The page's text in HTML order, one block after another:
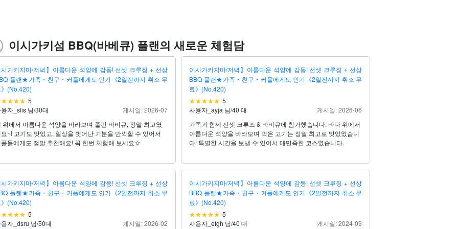
이시가키섬 BBQ(바베큐) 플랜의 새로운 체험담
시가키지마/저녁】아름다운 석양에 감동! 선셋 크루징 + 선상
플랜★가족・친구・커플에게도 인기《2일전까지 취소 무
》(No.420)
5
자_slis 님/30대
게시일: 2026-07
위에서 아름다운 석양을 바라보며 즐긴 바비큐, 정말 최고였
요~! 고기도 맛있고, 일상을 벗어난 기분을 만끽할 수 있어서
플들에게도 정말 추천해요! 꼭 한번 체험해 보세요☆
이시가키지마/저녁】아름다운 석양에 감동! 선셋 크루징 + 선상
BBQ 플랜★가족・친구・커플에게도 인기《2일전까지 취소 무
료》(No.420)
5
사용자_ayja 님/40 대
게시일: 2026-06
가족과 함께 선셋 크루즈 & 바비큐에 참가했습니다. 바다 위에서
아름다운 석양을 바라보며 먹은 고기는 정말 최고로 맛있었습니
다! 특별한 시간을 보낼 수 있어서 대만족한 코스였습니다.
시가키지마/저녁】아름다운 석양에 감동! 선셋 크루징 + 선상
플랜★가족・친구・커플에게도 인기《2일전까지 취소 무
》(No.420)
5
자_dsru 님/50대 게시일: 2026-02
이시가키지마/저녁】아름다운 석양에 감동! 선셋 크루징 + 선상
BBQ 플랜★가족・친구・커플에게도 인기《2일전까지 취소 무
료》(No.420)
5
사용자_efgh 님/40 대 게시일: 2024-09